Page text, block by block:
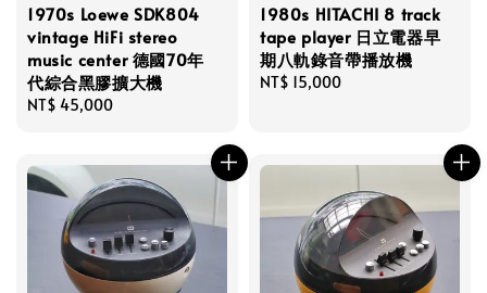
1970s Loewe SDK804
vintage HiFi stereo
music center 德國70年
代綜合黑膠擴大機
Regular
NT$ 45,000
1980s HITACHI 8 track
tape player 日立電器早
期八軌錄音帶播放機
Regular
NT$ 15,000